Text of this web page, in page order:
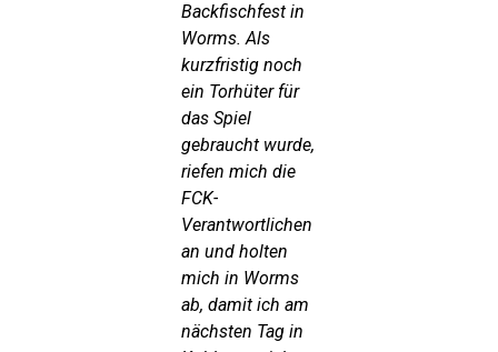
Backfischfest in
Worms. Als
kurzfristig noch
ein Torhüter für
das Spiel
gebraucht wurde,
riefen mich die
FCK-
Verantwortlichen
an und holten
mich in Worms
ab, damit ich am
nächsten Tag in